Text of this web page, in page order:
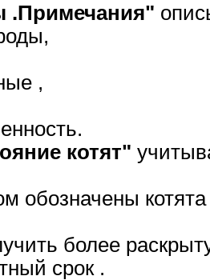
.Примечания"
,
котят"
обозначены
более
срок .